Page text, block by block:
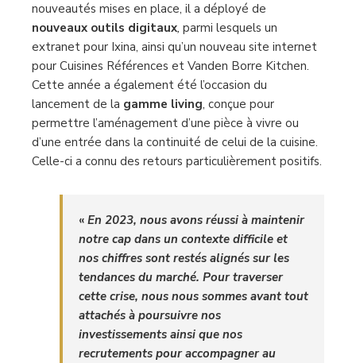
nouveautés mises en place, il a déployé de
nouveaux outils digitaux, parmi lesquels un
extranet pour Ixina, ainsi qu’un nouveau site internet
pour Cuisines Références et Vanden Borre Kitchen.
Cette année a également été l’occasion du
lancement de la gamme living, conçue pour
permettre l’aménagement d’une pièce à vivre ou
d’une entrée dans la continuité de celui de la cuisine.
Celle-ci a connu des retours particulièrement positifs.
« En 2023, nous avons réussi à maintenir
notre cap dans un contexte difficile et
nos chiffres sont restés alignés sur les
tendances du marché. Pour traverser
cette crise, nous nous sommes avant tout
attachés à poursuivre nos
investissements ainsi que nos
recrutements pour accompagner au